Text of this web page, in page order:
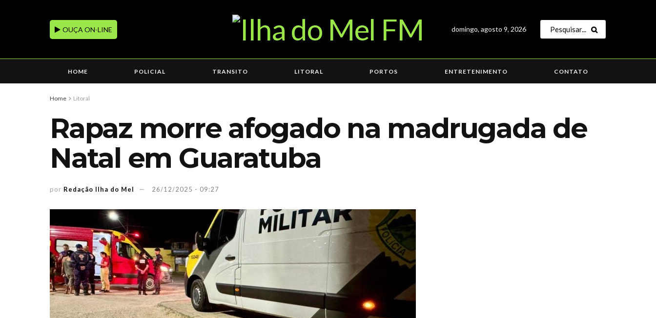
OUÇA ON-LINE domingo, agosto 9, 2026
HOME POLICIAL TRANSITO LITORAL PORTOS ENTRETENIMENTO CONTATO
Home Litoral
Rapaz morre afogado na madrugada de
Natal em Guaratuba
por Redação Ilha do Mel 26/12/2025 - 09:27